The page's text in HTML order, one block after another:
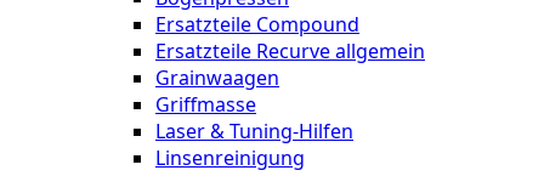
Ersatzteile Compound
Ersatzteile Recurve allgemein
Grainwaagen
Griffmasse
Laser & Tuning-Hilfen
Linsenreinigung